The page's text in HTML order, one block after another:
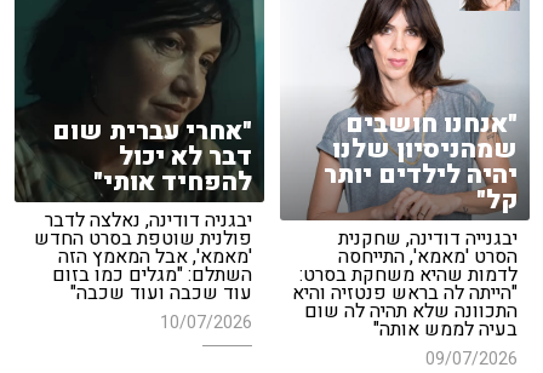
"אחרי עברית שום
דבר לא יכול
להפחיד אותי"
יבגניה דודינה, נאלצה לדבר
פולנית שוטפת בסרט החדש
'מאמא', אבל המאמץ הזה
השתלם: "מגלים כמו בזום
עוד שכבה ועוד שכבה"
10/07/2026
"אנחנו חושבים
שמהניסיון שלנו
יהיה לילדים יותר
קל"
יבגנייה דודינה, שחקנית
הסרט 'מאמא', התייחסה
לדמות שהיא משחקת בסרט:
"הייתה לה בראש פנטזיה והיא
התכוונה שלא תהיה לה שום
בעיה לממש אותה"
09/07/2026